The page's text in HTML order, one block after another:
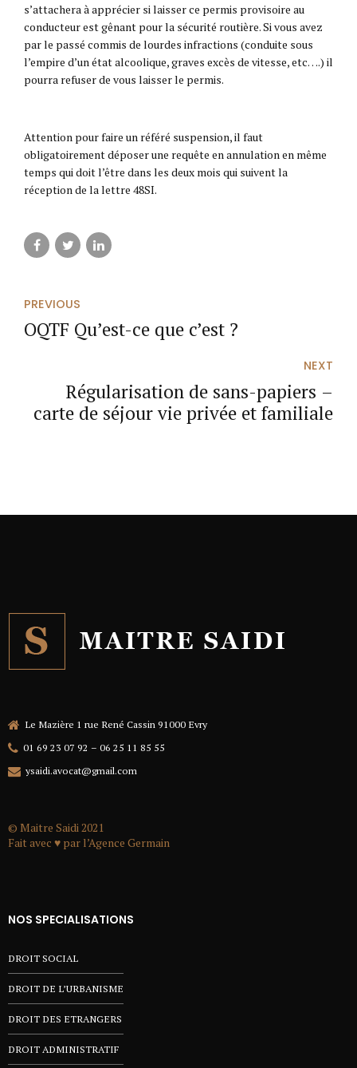
s’attachera à apprécier si laisser ce permis provisoire au
conducteur est gênant pour la sécurité routière. Si vous avez
par le passé commis de lourdes infractions (conduite sous
l’empire d’un état alcoolique, graves excès de vitesse, etc….) il
pourra refuser de vous laisser le permis.
Attention pour faire un référé suspension, il faut
obligatoirement déposer une requête en annulation en même
temps qui doit l’être dans les deux mois qui suivent la
réception de la lettre 48SI.
PREVIOUS
OQTF Qu’est-ce que c’est ?
NEXT
Régularisation de sans-papiers –
carte de séjour vie privée et familiale
Le Mazière 1 rue René Cassin 91000 Evry
01 69 23 07 92 – 06 25 11 85 55
ysaidi.avocat@gmail.com
© Maitre Saidi 2021
Fait avec ♥ par l’Agence Germain
NOS SPECIALISATIONS
DROIT SOCIAL
DROIT DE L’URBANISME
DROIT DES ETRANGERS
DROIT ADMINISTRATIF